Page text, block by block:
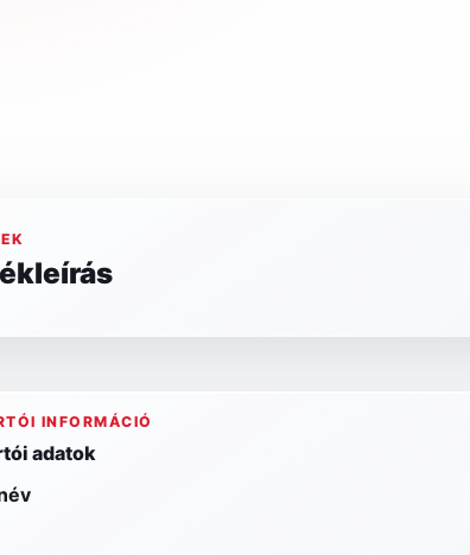
INFORMÁCIÓ
adatok